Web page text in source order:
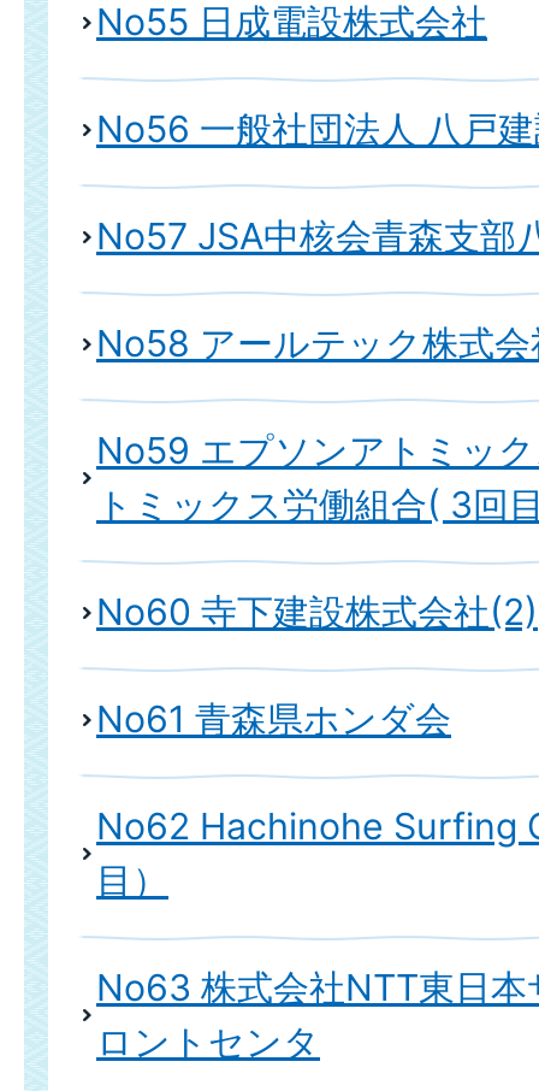
No55 日成電設株式会社
No56 一般社団法人 八戸
No57 JSA中核会青森支部
No58 アールテック株式会
No59 エプソンアトミッ
トミックス労働組合( 3回
No60 寺下建設株式会社(2)
No61 青森県ホンダ会
No62 Hachinohe Surfing
目）
No63 株式会社NTT東日
ロントセンタ